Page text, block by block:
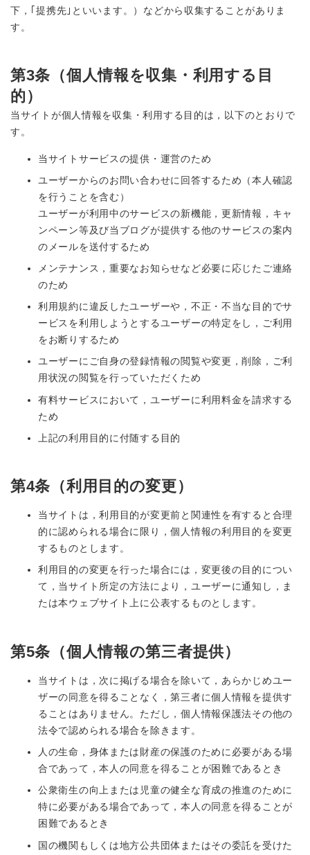
下，｢提携先｣といいます。）などから収集することがありま
す。
第3条（個人情報を収集・利用する目
的）
当サイトが個人情報を収集・利用する目的は，以下のとおりで
す。
当サイトサービスの提供・運営のため
ユーザーからのお問い合わせに回答するため（本人確認
を行うことを含む）
ユーザーが利用中のサービスの新機能，更新情報，キャ
ンペーン等及び当ブログが提供する他のサービスの案内
のメールを送付するため
メンテナンス，重要なお知らせなど必要に応じたご連絡
のため
利用規約に違反したユーザーや，不正・不当な目的でサ
ービスを利用しようとするユーザーの特定をし，ご利用
をお断りするため
ユーザーにご自身の登録情報の閲覧や変更，削除，ご利
用状況の閲覧を行っていただくため
有料サービスにおいて，ユーザーに利用料金を請求する
ため
上記の利用目的に付随する目的
第4条（利用目的の変更）
当サイトは，利用目的が変更前と関連性を有すると合理
的に認められる場合に限り，個人情報の利用目的を変更
するものとします。
利用目的の変更を行った場合には，変更後の目的につい
て，当サイト所定の方法により，ユーザーに通知し，ま
たは本ウェブサイト上に公表するものとします。
第5条（個人情報の第三者提供）
当サイトは，次に掲げる場合を除いて，あらかじめユー
ザーの同意を得ることなく，第三者に個人情報を提供す
ることはありません。ただし，個人情報保護法その他の
法令で認められる場合を除きます。
人の生命，身体または財産の保護のために必要がある場
合であって，本人の同意を得ることが困難であるとき
公衆衛生の向上または児童の健全な育成の推進のために
特に必要がある場合であって，本人の同意を得ることが
困難であるとき
国の機関もしくは地方公共団体またはその委託を受けた